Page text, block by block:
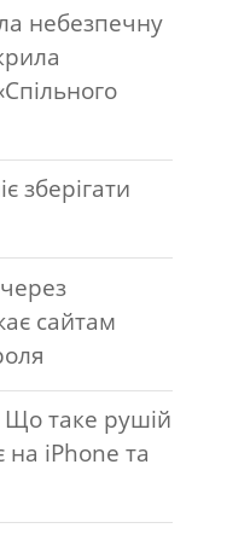
небезпечну
зберігати
сайтам
Що таке рушій
на iPhone та